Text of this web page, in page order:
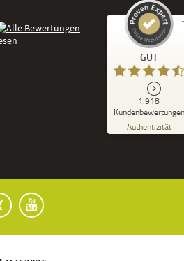
GUT
1.918
Kundenbewertungen
Authentizität
Kundenbewertungen und Erfahrungen zu
DeLSt - Deutsches eLearning Studieninstitut
92
%
Empfehlungen auf
ProvenExpert.com
anderen Quellen